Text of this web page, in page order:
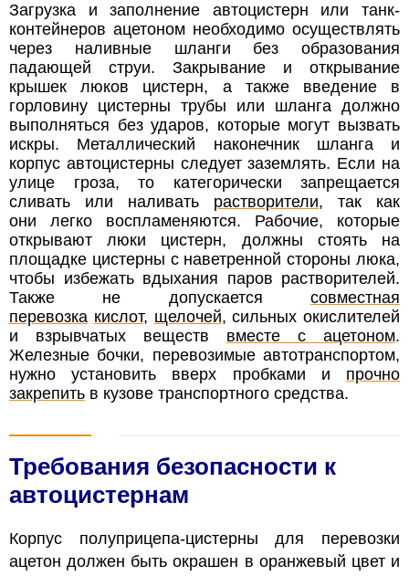
Загрузка и заполнение автоцистерн или танк-
контейнеров ацетоном необходимо осуществлять
через наливные шланги без образования
падающей струи. Закрывание и открывание
крышек люков цистерн, а также введение в
горловину цистерны трубы или шланга должно
выполняться без ударов, которые могут вызвать
искры. Металлический наконечник шланга и
корпус автоцистерны следует заземлять. Если на
улице гроза, то категорически запрещается
сливать или наливать растворители, так как
они легко воспламеняются. Рабочие, которые
открывают люки цистерн, должны стоять на
площадке цистерны с наветренной стороны люка,
чтобы избежать вдыхания паров растворителей.
Также не допускается совместная
перевозка кислот, щелочей, сильных окислителей
и взрывчатых веществ вместе с ацетоном.
Железные бочки, перевозимые автотранспортом,
нужно установить вверх пробками и прочно
закрепить в кузове транспортного средства.
Требования безопасности к
автоцистернам
Корпус полуприцепа-цистерны для перевозки
ацетон должен быть окрашен в оранжевый цвет и